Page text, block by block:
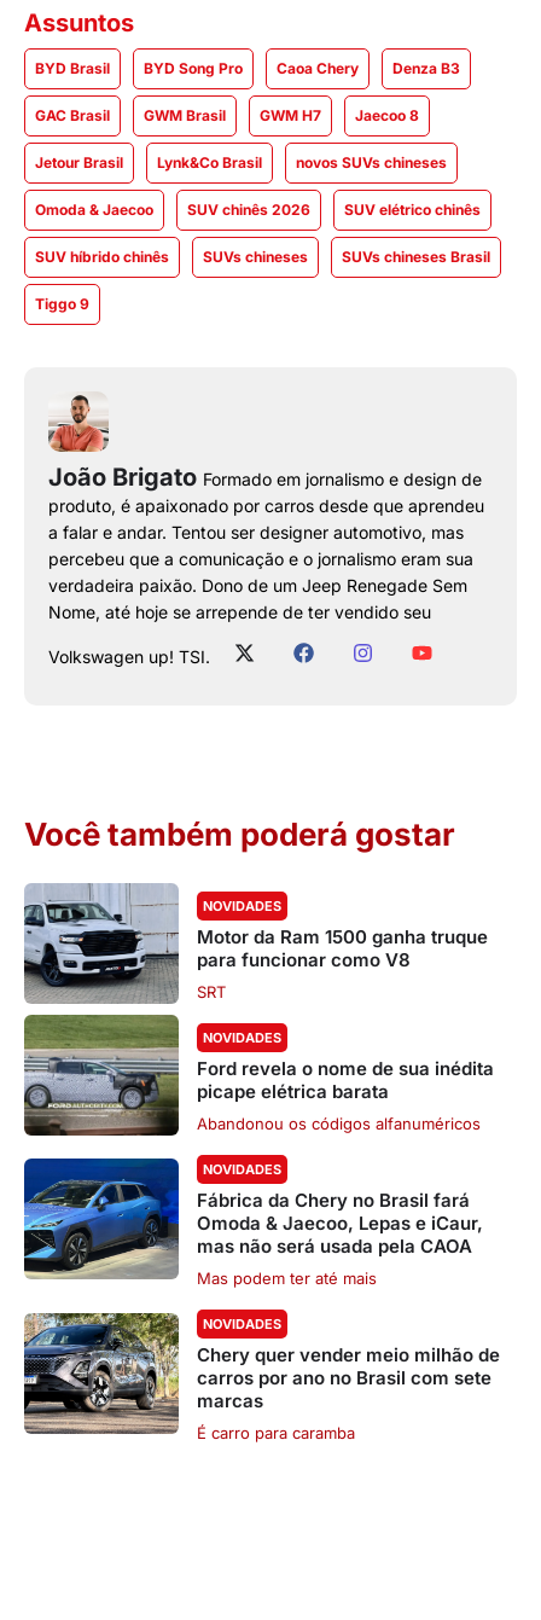
Assuntos
BYD Brasil BYD Song Pro Caoa Chery Denza B3
GAC Brasil GWM Brasil GWM H7 Jaecoo 8
Jetour Brasil Lynk&Co Brasil novos SUVs chineses
Omoda & Jaecoo SUV chinês 2026 SUV elétrico chinês
SUV híbrido chinês SUVs chineses SUVs chineses Brasil
Tiggo 9
João Brigato Formado em jornalismo e design de
produto, é apaixonado por carros desde que aprendeu
a falar e andar. Tentou ser designer automotivo, mas
percebeu que a comunicação e o jornalismo eram sua
verdadeira paixão. Dono de um Jeep Renegade Sem
Nome, até hoje se arrepende de ter vendido seu
Volkswagen up! TSI.
Você também poderá gostar
NOVIDADES
Motor da Ram 1500 ganha truque
para funcionar como V8
SRT
NOVIDADES
Ford revela o nome de sua inédita
picape elétrica barata
Abandonou os códigos alfanuméricos
NOVIDADES
Fábrica da Chery no Brasil fará
Omoda & Jaecoo, Lepas e iCaur,
mas não será usada pela CAOA
Mas podem ter até mais
NOVIDADES
Chery quer vender meio milhão de
carros por ano no Brasil com sete
marcas
É carro para caramba